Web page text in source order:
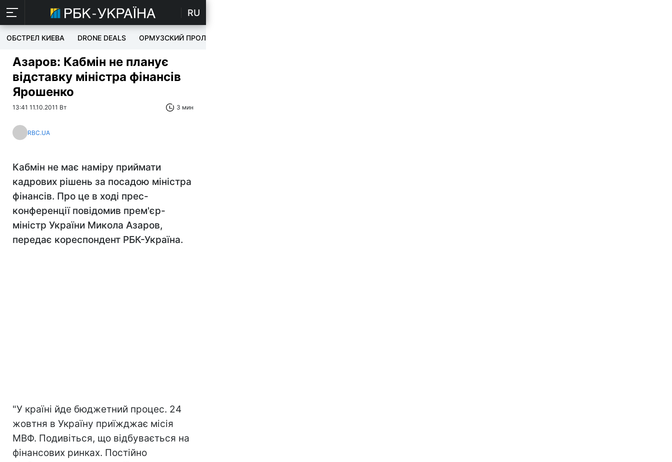
RU
ОБСТРЕЛ КИЕВА DRONE DEALS ОРМУЗСКИЙ ПРОЛИВ
Азаров: Кабмін не планує
відставку міністра фінансів
Ярошенко
13:41 11.10.2011 Вт 3 мин
RBC.UA
Кабмін не має наміру приймати
кадрових рішень за посадою міністра
фінансів. Про це в ході прес-
конференції повідомив прем'єр-
міністр України Микола Азаров,
передає кореспондент РБК-Україна.
"У країні йде бюджетний процес. 24
жовтня в Україну приїжджає місія
МВФ. Подивіться, що відбувається на
фінансових ринках. Постійно